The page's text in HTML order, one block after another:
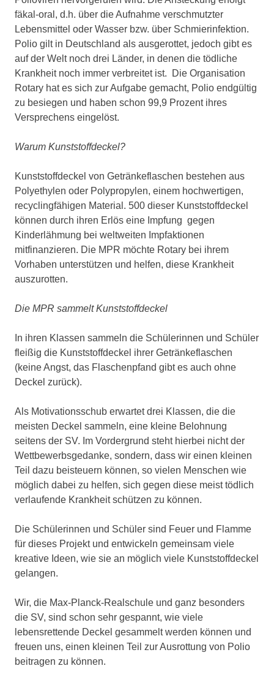
fäkal-oral, d.h. über die Aufnahme verschmutzter
Lebensmittel oder Wasser bzw. über Schmierinfektion.
Polio gilt in Deutschland als ausgerottet, jedoch gibt es
auf der Welt noch drei Länder, in denen die tödliche
Krankheit noch immer verbreitet ist. Die Organisation
Rotary hat es sich zur Aufgabe gemacht, Polio endgültig
zu besiegen und haben schon 99,9 Prozent ihres
Versprechens eingelöst.
Warum Kunststoffdeckel?
Kunststoffdeckel von Getränkeflaschen bestehen aus
Polyethylen oder Polypropylen, einem hochwertigen,
recyclingfähigen Material. 500 dieser Kunststoffdeckel
können durch ihren Erlös eine Impfung gegen
Kinderlähmung bei weltweiten Impfaktionen
mitfinanzieren. Die MPR möchte Rotary bei ihrem
Vorhaben unterstützen und helfen, diese Krankheit
auszurotten.
Die MPR sammelt Kunststoffdeckel
In ihren Klassen sammeln die Schülerinnen und Schüler
fleißig die Kunststoffdeckel ihrer Getränkeflaschen
(keine Angst, das Flaschenpfand gibt es auch ohne
Deckel zurück).
Als Motivationsschub erwartet drei Klassen, die die
meisten Deckel sammeln, eine kleine Belohnung
seitens der SV. Im Vordergrund steht hierbei nicht der
Wettbewerbsgedanke, sondern, dass wir einen kleinen
Teil dazu beisteuern können, so vielen Menschen wie
möglich dabei zu helfen, sich gegen diese meist tödlich
verlaufende Krankheit schützen zu können.
Die Schülerinnen und Schüler sind Feuer und Flamme
für dieses Projekt und entwickeln gemeinsam viele
kreative Ideen, wie sie an möglich viele Kunststoffdeckel
gelangen.
Wir, die Max-Planck-Realschule und ganz besonders
die SV, sind schon sehr gespannt, wie viele
lebensrettende Deckel gesammelt werden können und
freuen uns, einen kleinen Teil zur Ausrottung von Polio
beitragen zu können.